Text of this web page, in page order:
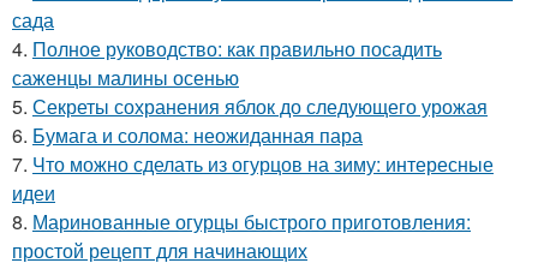
сада
4. Полное руководство: как правильно посадить
саженцы малины осенью
5. Секреты сохранения яблок до следующего урожая
6. Бумага и солома: неожиданная пара
7. Что можно сделать из огурцов на зиму: интересные
идеи
8. Маринованные огурцы быстрого приготовления:
простой рецепт для начинающих